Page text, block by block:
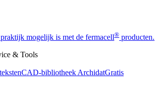
mogelijk is met de fermacell® producten.
& Tools
CAD-bibliotheek ArchidatGratis